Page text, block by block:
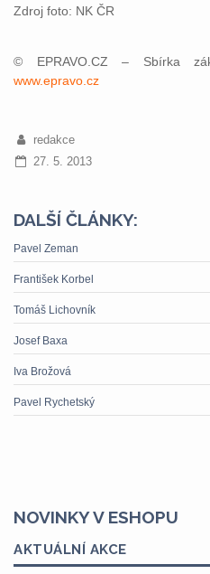
Zdroj foto: NK ČR
© EPRAVO.CZ – Sbírka
www.epravo.cz
redakce
27. 5. 2013
DALŠÍ ČLÁNKY:
Pavel Zeman
František Korbel
Tomáš Lichovník
Josef Baxa
Iva Brožová
Pavel Rychetský
NOVINKY V ESHOPU
AKTUÁLNÍ AKCE